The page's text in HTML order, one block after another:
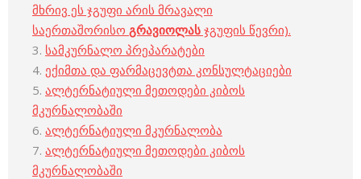
მხრივ ეს ჯგუფი არის მრავალი
საერთაშორისო გრავიოლას ჯგუფის წევრი).
3. სამკურნალო პრეპარატები
4. ექიმთა და ფარმაცევტთა კონსულტაციები
5. ალტერნატიული მეთოდები კიბოს
მკურნალობაში
6. ალტერნატიული მკურნალობა
7. ალტერნატიული მეთოდები კიბოს
მკურნალობაში